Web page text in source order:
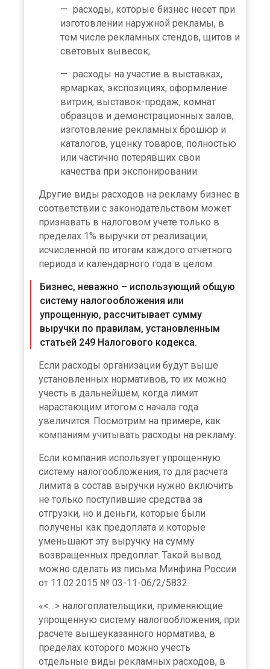
расходы, которые бизнес несет при
изготовлении наружной рекламы, в
том числе рекламных стендов, щитов и
световых вывесок;
расходы на участие в выставках,
ярмарках, экспозициях, оформление
витрин, выставок-продаж, комнат
образцов и демонстрационных залов,
изготовление рекламных брошюр и
каталогов, уценку товаров, полностью
или частично потерявших свои
качества при экспонировании.
Другие виды расходов на рекламу бизнес в
соответствии с законодательством может
признавать в налоговом учете только в
пределах 1% выручки от реализации,
исчисленной по итогам каждого отчетного
периода и календарного года в целом.
Бизнес, неважно – использующий общую
систему налогообложения или
упрощенную, рассчитывает сумму
выручки по правилам, установленным
статьей 249 Налогового кодекса.
Если расходы организации будут выше
установленных нормативов, то их можно
учесть в дальнейшем, когда лимит
нарастающим итогом с начала года
увеличится. Посмотрим на примере, как
компаниям учитывать расходы на рекламу.
Если компания использует упрощенную
систему налогообложения, то для расчета
лимита в состав выручки нужно включить
не только поступившие средства за
отгрузки, но и деньги, которые были
получены как предоплата и которые
уменьшают эту выручку на сумму
возвращенных предоплат. Такой вывод
можно сделать из письма Минфина России
от 11.02.2015 № 03-11-06/2/5832.
«<…> налогоплательщики, применяющие
упрощенную систему налогообложения, при
расчете вышеуказанного норматива, в
пределах которого можно учесть
отдельные виды рекламных расходов, в